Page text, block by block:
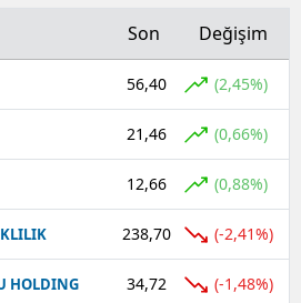
Son Değişim
56,40 (2,45%)
21,46 (0,66%)
12,66 (0,88%)
238,70 (-2,41%)
HOLDING 34,72 (-1,48%)